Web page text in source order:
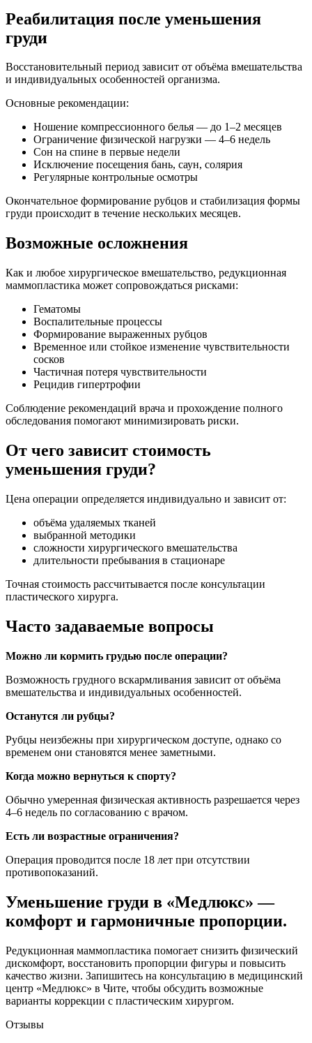
Реабилитация после уменьшения
груди
Восстановительный период зависит от объёма вмешательства
и индивидуальных особенностей организма.
Основные рекомендации:
Ношение компрессионного белья — до 1–2 месяцев
Ограничение физической нагрузки — 4–6 недель
Сон на спине в первые недели
Исключение посещения бань, саун, солярия
Регулярные контрольные осмотры
Окончательное формирование рубцов и стабилизация формы
груди происходит в течение нескольких месяцев.
Возможные осложнения
Как и любое хирургическое вмешательство, редукционная
маммопластика может сопровождаться рисками:
Гематомы
Воспалительные процессы
Формирование выраженных рубцов
Временное или стойкое изменение чувствительности
сосков
Частичная потеря чувствительности
Рецидив гипертрофии
Соблюдение рекомендаций врача и прохождение полного
обследования помогают минимизировать риски.
От чего зависит стоимость
уменьшения груди?
Цена операции определяется индивидуально и зависит от:
объёма удаляемых тканей
выбранной методики
сложности хирургического вмешательства
длительности пребывания в стационаре
Точная стоимость рассчитывается после консультации
пластического хирурга.
Часто задаваемые вопросы
Можно ли кормить грудью после операции?
Возможность грудного вскармливания зависит от объёма
вмешательства и индивидуальных особенностей.
Останутся ли рубцы?
Рубцы неизбежны при хирургическом доступе, однако со
временем они становятся менее заметными.
Когда можно вернуться к спорту?
Обычно умеренная физическая активность разрешается через
4–6 недель по согласованию с врачом.
Есть ли возрастные ограничения?
Операция проводится после 18 лет при отсутствии
противопоказаний.
Уменьшение груди в «Медлюкс» —
комфорт и гармоничные пропорции.
Редукционная маммопластика помогает снизить физический
дискомфорт, восстановить пропорции фигуры и повысить
качество жизни. Запишитесь на консультацию в медицинский
центр «Медлюкс» в Чите, чтобы обсудить возможные
варианты коррекции с пластическим хирургом.
Отзывы